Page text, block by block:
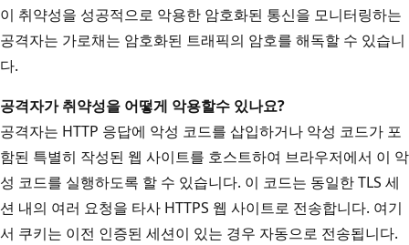
이 취약성을 성공적으로 악용한 암호화된 통신을 모니터링하는
공격자는 가로채는 암호화된 트래픽의 암호를 해독할 수 있습니
다.
공격자가 취약성을 어떻게 악용할수 있나요?
공격자는 HTTP 응답에 악성 코드를 삽입하거나 악성 코드가 포
함된 특별히 작성된 웹 사이트를 호스트하여 브라우저에서 이 악
성 코드를 실행하도록 할 수 있습니다. 이 코드는 동일한 TLS 세
션 내의 여러 요청을 타사 HTTPS 웹 사이트로 전송합니다. 여기
서 쿠키는 이전 인증된 세션이 있는 경우 자동으로 전송됩니다.